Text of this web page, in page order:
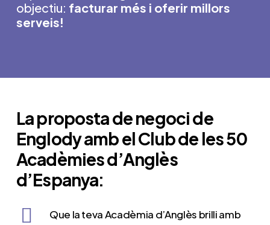
objectiu: facturar més i oferir millors
serveis!
La proposta de negoci de
Englody amb el Club de les 50
Acadèmies d’Anglès
d’Espanya:
Que la teva Acadèmia d’Anglès brilli amb